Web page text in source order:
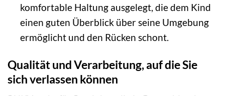
komfortable Haltung ausgelegt, die dem Kind
einen guten Überblick über seine Umgebung
ermöglicht und den Rücken schont.
Qualität und Verarbeitung, auf die Sie
sich verlassen können